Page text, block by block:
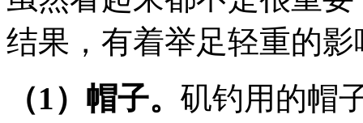
结果，有着举足轻重的影
（1）帽子。 矶钓用的帽